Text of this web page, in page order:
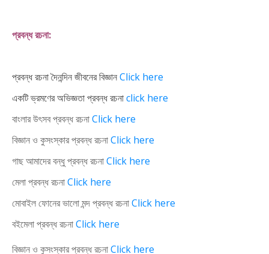
প্রবন্ধ রচনা:
প্রবন্ধ রচনা দৈনন্দিন জীবনের বিজ্ঞানClick here
একটি ভ্রমণের অভিজ্ঞতা প্রবন্ধ রচনাclick here
বাংলার উৎসব প্রবন্ধ রচনাClick here
বিজ্ঞান ও কুসংস্কার প্রবন্ধ রচনাClick here
গাছ আমাদের বন্ধু প্রবন্ধ রচনাClick here
মেলা প্রবন্ধ রচনাClick here
মোবাইল ফোনের ভালো মন্দ প্রবন্ধ রচনাClick here
বইমেলা প্রবন্ধ রচনাClick here
বিজ্ঞান ও কুসংস্কার প্রবন্ধ রচনাClick here